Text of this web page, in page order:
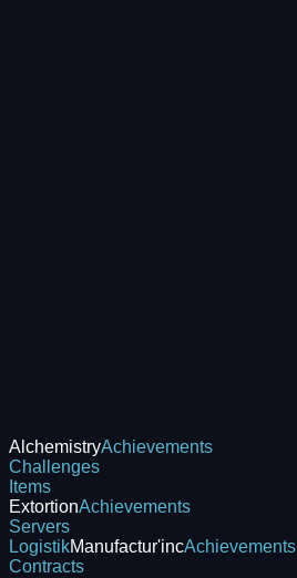
AlchemistryAchievements
Challenges
Items
ExtortionAchievements
Servers
LogistikManufactur'incAchievements
Contracts